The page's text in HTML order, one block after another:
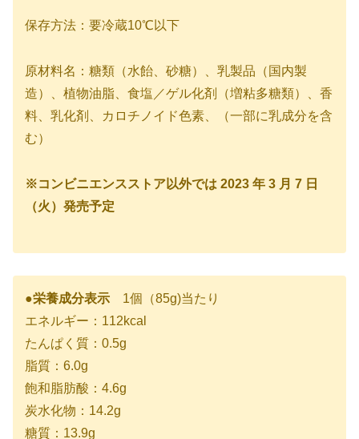
保存方法：要冷蔵10℃以下
原材料名：糖類（水飴、砂糖）、乳製品（国内製
造）、植物油脂、食塩／ゲル化剤（増粘多糖類）、香
料、乳化剤、カロチノイド色素、（一部に乳成分を含
む）
※コンビニエンスストア以外では 2023 年 3 月 7 日
（火）発売予定
●栄養成分表示 1個（85g)当たり
エネルギー：112kcal
たんぱく質：0.5g
脂質：6.0g
飽和脂肪酸：4.6g
炭水化物：14.2g
糖質：13.9g